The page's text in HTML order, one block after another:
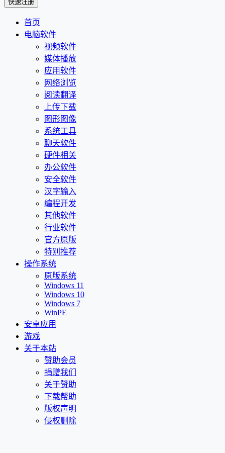
首页
电脑软件
视频软件
媒体播放
应用软件
网络浏览
阅读翻译
上传下载
图形图像
系统工具
聊天软件
硬件相关
办公软件
安全软件
汉字输入
编程开发
其他软件
行业软件
官方原版
特别推荐
操作系统
原版系统
Windows 11
Windows 10
Windows 7
WinPE
安卓应用
游戏
关于本站
赞助会员
捐赠我们
关于赞助
下载帮助
版权声明
侵权删除